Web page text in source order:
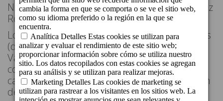
Nuestros trabajadores donan sangre a la Cruz
Roja
Los trabajadores, la empresa y los huéspedes
(de Cordial Mogán Playa y Cordial Mogán
Valle) realizamos aportaciones monetarias
con la Fundación UNICEF con los objetivos de
captar fondos y transmitir sobre la protección
de la Infancia